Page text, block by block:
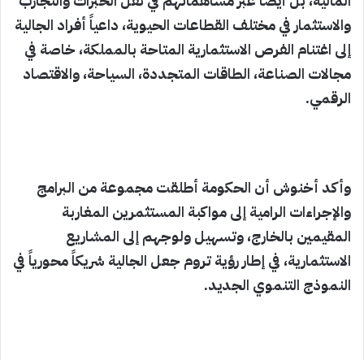
والاستثمار في مختلف القطاعات الحيوية، داعياً أفراد الجالية
إلى اغتنام الفرص الاستثمارية المتاحة بالمملكة، خاصة في
مجالات الصناعة، الطاقات المتجددة، السياحة، والاقتصاد
الرقمي.
وأكد أخنوش أن الحكومة أطلقت مجموعة من البرامج
والإجراءات الرامية إلى مواكبة المستثمرين المغاربة
المقيمين بالخارج، وتسهيل ولوجهم إلى المشاريع
الاستثمارية، في إطار رؤية تروم جعل الجالية شريكاً محورياً في
النموذج التنموي الجديد.